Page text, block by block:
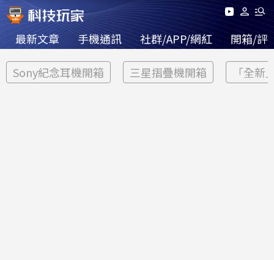
最新文章 手機通訊 社群/APP/網紅 開箱/評
Sony紀念耳機開箱 三星摺疊機開箱 「全新